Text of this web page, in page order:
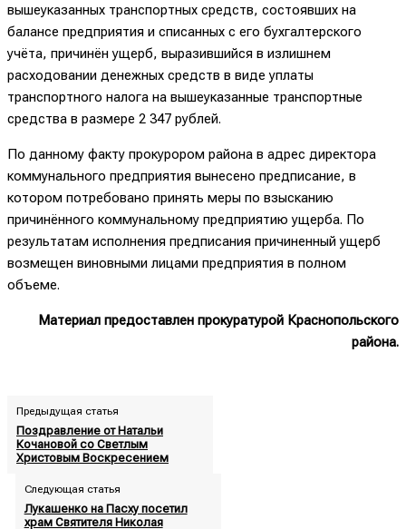
вышеуказанных транспортных средств, состоявших на
балансе предприятия и списанных с его бухгалтерского
учёта, причинён ущерб, выразившийся в излишнем
расходовании денежных средств в виде уплаты
транспортного налога на вышеуказанные транспортные
средства в размере 2 347 рублей.
По данному факту прокурором района в адрес директора
коммунального предприятия вынесено предписание, в
котором потребовано принять меры по взысканию
причинённого коммунальному предприятию ущерба. По
результатам исполнения предписания причиненный ущерб
возмещен виновными лицами предприятия в полном
объеме.
Материал предоставлен прокуратурой Краснопольского
района.
Предыдущая статья
Поздравление от Натальи
Кочановой со Светлым
Христовым Воскресением
Следующая статья
Лукашенко на Пасху посетил
храм Святителя Николая